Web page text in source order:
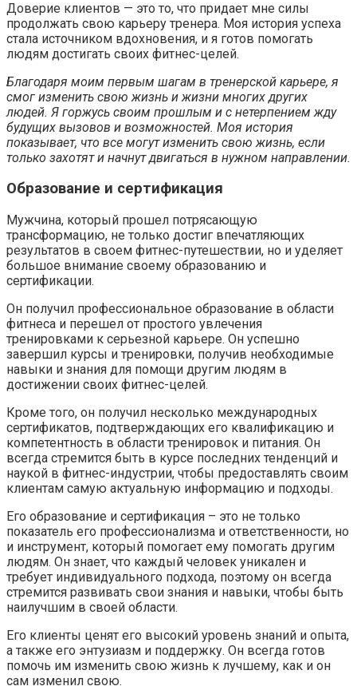
Доверие клиентов — это то, что придает мне силы
продолжать свою карьеру тренера. Моя история успеха
стала источником вдохновения, и я готов помогать
людям достигать своих фитнес-целей.
Благодаря моим первым шагам в тренерской карьере, я
смог изменить свою жизнь и жизни многих других
людей. Я горжусь своим прошлым и с нетерпением жду
будущих вызовов и возможностей. Моя история
показывает, что все могут изменить свою жизнь, если
только захотят и начнут двигаться в нужном направлении.
Образование и сертификация
Мужчина, который прошел потрясающую
трансформацию, не только достиг впечатляющих
результатов в своем фитнес-путешествии, но и уделяет
большое внимание своему образованию и
сертификации.
Он получил профессиональное образование в области
фитнеса и перешел от простого увлечения
тренировками к серьезной карьере. Он успешно
завершил курсы и тренировки, получив необходимые
навыки и знания для помощи другим людям в
достижении своих фитнес-целей.
Кроме того, он получил несколько международных
сертификатов, подтверждающих его квалификацию и
компетентность в области тренировок и питания. Он
всегда стремится быть в курсе последних тенденций и
наукой в фитнес-индустрии, чтобы предоставлять своим
клиентам самую актуальную информацию и подходы.
Его образование и сертификация – это не только
показатель его профессионализма и ответственности, но
и инструмент, который помогает ему помогать другим
людям. Он знает, что каждый человек уникален и
требует индивидуального подхода, поэтому он всегда
стремится развивать свои знания и навыки, чтобы быть
наилучшим в своей области.
Его клиенты ценят его высокий уровень знаний и опыта,
а также его энтузиазм и поддержку. Он всегда готов
помочь им изменить свою жизнь к лучшему, как и он
сам изменил свою.